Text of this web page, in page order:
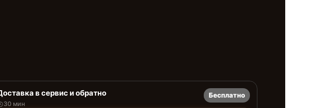
в сервис и обратно
30 мин
Бесплатно